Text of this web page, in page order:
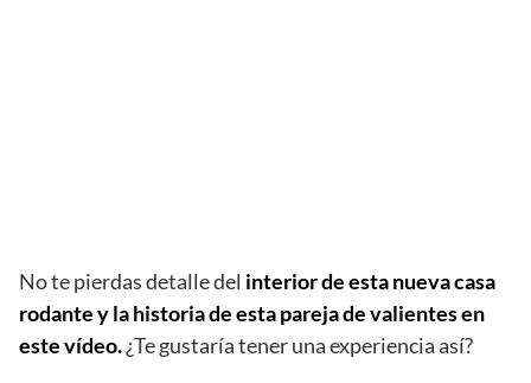
No te pierdas detalle del interior de esta nueva casa
rodante y la historia de esta pareja de valientes en
este vídeo.¿Te gustaría tener una experiencia así?